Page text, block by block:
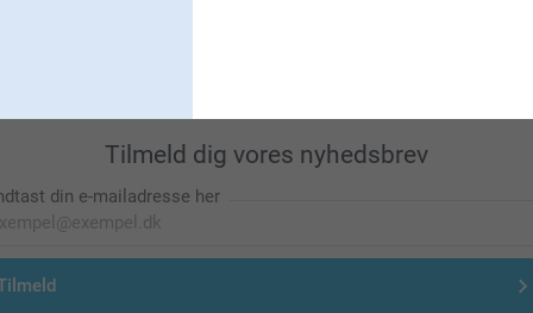
Tilmeld dig vores nyhedsbrev
din e-mailadresse her